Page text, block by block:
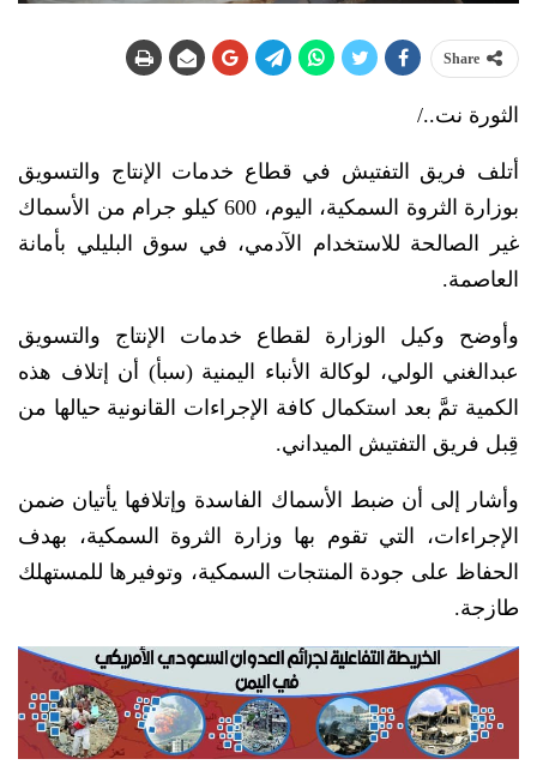
Share
الثورة نت../
أتلف فريق التفتيش في قطاع خدمات الإنتاج والتسويق
بوزارة الثروة السمكية، اليوم، 600 كيلو جرام من الأسماك
غير الصالحة للاستخدام الآدمي، في سوق البليلي بأمانة
العاصمة.
وأوضح وكيل الوزارة لقطاع خدمات الإنتاج والتسويق
عبدالغني الولي، لوكالة الأنباء اليمنية (سبأ) أن إتلاف هذه
الكمية تمَّ بعد استكمال كافة الإجراءات القانونية حيالها من
قِبل فريق التفتيش الميداني.
وأشار إلى أن ضبط الأسماك الفاسدة وإتلافها يأتيان ضمن
الإجراءات، التي تقوم بها وزارة الثروة السمكية، بهدف
الحفاظ على جودة المنتجات السمكية، وتوفيرها للمستهلك
طازجة.